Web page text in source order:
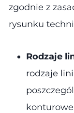
zgodnie z
rysunku
Rodzaje
rodzaje